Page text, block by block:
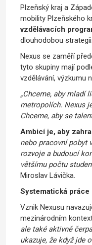
Plzeňský kraj a
mobility Plzeňského
vzdělávacích
dlouhodobou strategii.
Nexus se zaměří
tyto skupiny mají
vzdělávání, výzkumu
„Chceme, aby mladí
metropolích. Nexus
Chceme, aby se
Ambicí je, aby
nebo pracovní pobyt
rozvoje a budoucí
většímu počtu
Miroslav Lávička.
Systematická
Vznik Nexusu
mezinárodním
ale také aktivně
ukazuje, že když jde